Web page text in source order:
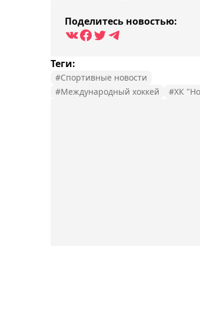
Поделитесь новостью:
Теги:
#Спортивные новости
#Международный хоккей
#ХК